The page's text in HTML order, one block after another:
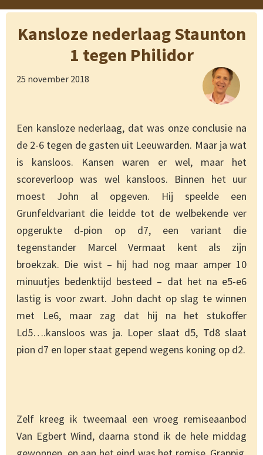
Kansloze nederlaag Staunton
1 tegen Philidor
25 november 2018
Een kansloze nederlaag, dat was onze conclusie na
de 2-6 tegen de gasten uit Leeuwarden. Maar ja wat
is kansloos. Kansen waren er wel, maar het
scoreverloop was wel kansloos. Binnen het uur
moest John al opgeven. Hij speelde een
Grunfeldvariant die leidde tot de welbekende ver
opgerukte d-pion op d7, een variant die
tegenstander Marcel Vermaat kent als zijn
broekzak. Die wist – hij had nog maar amper 10
minuutjes bedenktijd besteed – dat het na e5-e6
lastig is voor zwart. John dacht op slag te winnen
met Le6, maar zag dat hij na het stukoffer
Ld5….kansloos was ja. Loper slaat d5, Td8 slaat
pion d7 en loper staat gepend wegens koning op d2.
Zelf kreeg ik tweemaal een vroeg remiseaanbod
Van Egbert Wind, daarna stond ik de hele middag